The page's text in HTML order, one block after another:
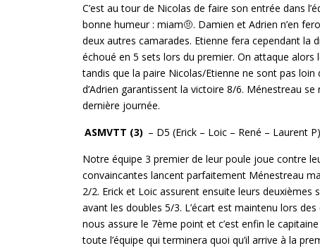
C’est au tour de Nicolas de faire son entrée dans
bonne humeur : miam🤨. Damien et Adrien n’en
deux autres camarades. Etienne fera cependant
échoué en 5 sets lors du premier. On attaque
tandis que la paire Nicolas/Etienne ne sont pas
d’Adrien garantissent la victoire 8/6. Ménestreau se
dernière journée.
ASMVTT (3) – D5 (Erick – Loic – René – Laurent
Notre équipe 3 premier de leur poule joue contre
convaincantes lancent parfaitement Ménestreau
2/2. Erick et Loic assurent ensuite leurs
avant les doubles 5/3. L’écart est maintenu lors
nous assure le 7ème point et c’est enfin le
toute l’équipe qui terminera quoi qu’il arrive à la